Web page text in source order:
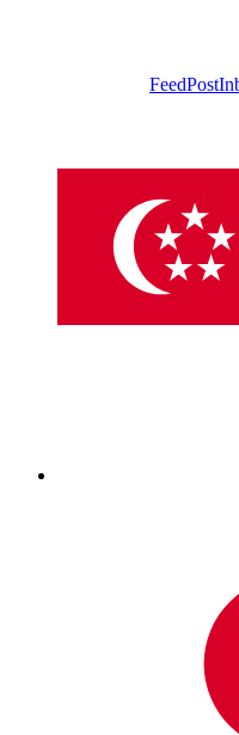
FeedPost